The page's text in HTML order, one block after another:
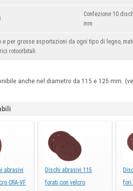
Confezione 10
mm
e per grosse asportazioni da ogni tipo di legno,
rotoorbitali
anche nel diametro da 115 e 125 mm.
abrasivi
CRA-VF
Dischi abrasivi 115
forati con velcro
fori